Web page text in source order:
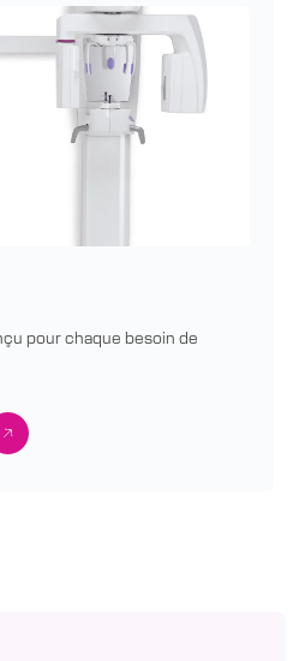
pour chaque besoin de